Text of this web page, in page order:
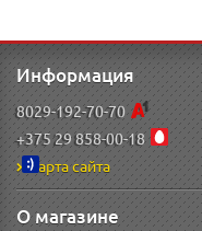
Информация
8029-192-70-70
+375 29 858-00-18
Карта сайта
О магазине